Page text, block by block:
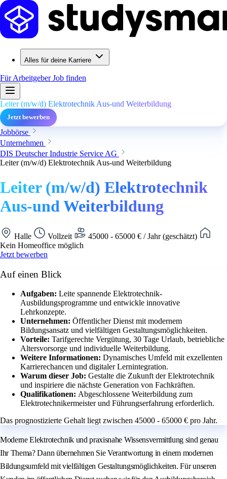
Alles für deine Karriere
Für ArbeitgeberJob finden
Leiter (m/w/d) Elektrotechnik Aus-und Weiterbildung
Jetzt bewerben
Jobbörse
Unternehmen
DIS Deutscher Industrie Service AG
Leiter (m/w/d) Elektrotechnik Aus-und Weiterbildung
Leiter (m/w/d) Elektrotechnik
Aus-und Weiterbildung
Halle Vollzeit
45000 - 65000 € / Jahr (geschätzt)
Kein Homeoffice möglich
Jetzt bewerben
Auf einen Blick
Aufgaben: Leite spannende Elektrotechnik-
Ausbildungsprogramme und entwickle innovative
Lehrkonzepte.
Unternehmen: Öffentlicher Dienst mit modernem
Bildungsansatz und vielfältigen Gestaltungsmöglichkeiten.
Vorteile: Tarifgerechte Vergütung, 30 Tage Urlaub, betriebliche
Altersvorsorge und individuelle Weiterbildung.
Weitere Informationen: Dynamisches Umfeld mit exzellenten
Karrierechancen und digitaler Lernintegration.
Warum dieser Job: Gestalte die Zukunft der Elektrotechnik
und inspiriere die nächste Generation von Fachkräften.
Qualifikationen: Abgeschlossene Weiterbildung zum
Elektrotechnikermeister und Führungserfahrung erforderlich.
Das prognostizierte Gehalt liegt zwischen 45000 - 65000 € pro Jahr.
Moderne Elektrotechnik und praxisnahe Wissensvermittlung sind genau
Ihr Thema? Dann übernehmen Sie Verantwortung in einem modernen
Bildungsumfeld mit vielfältigen Gestaltungsmöglichkeiten. Für unseren